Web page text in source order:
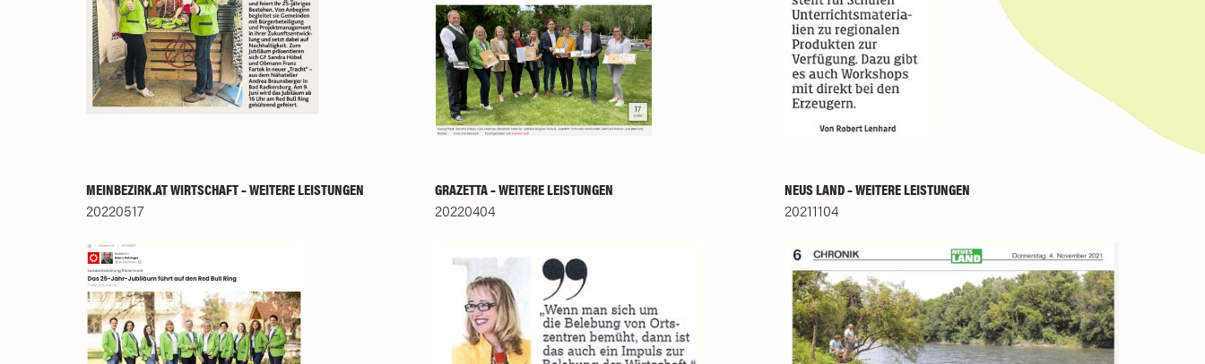
MEINBEZIRK.AT WIRTSCHAFT – WEITERE LEISTUNGEN
20220517
GRAZETTA – WEITERE LEISTUNGEN
20220404
NEUS LAND – WEITERE LEISTUNGEN
20211104